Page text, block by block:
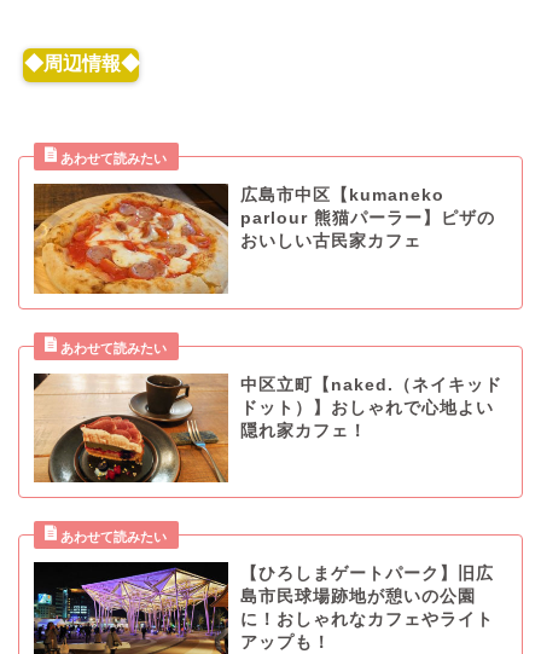
◆周辺情報◆
広島市中区【kumaneko
parlour 熊猫パーラー】ピザの
おいしい古民家カフェ
中区立町【naked.（ネイキッド
ドット）】おしゃれで心地よい
隠れ家カフェ！
【ひろしまゲートパーク】旧広
島市民球場跡地が憩いの公園
に！おしゃれなカフェやライト
アップも！